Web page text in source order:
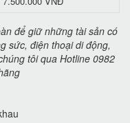
để giữ những tài sản có
sức, điện thoại di động,
tôi qua Hotline 0982